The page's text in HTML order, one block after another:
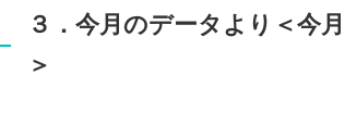
３．今月のデータより ＜今
＞